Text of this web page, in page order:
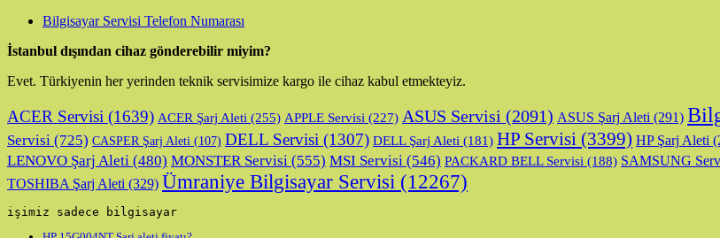
Bilgisayar Servisi Telefon Numarası
İstanbul dışından cihaz gönderebilir miyim?
Evet. Türkiyenin her yerinden teknik servisimize kargo ile cihaz kabul etmekteyiz.
ACER Servisi (1639) ACER Şarj Aleti (255) APPLE Servisi (227) ASUS Servisi (2091) ASUS Şarj Aleti (291)
Servisi (725) CASPER Şarj Aleti (107) DELL Servisi (1307) DELL Şarj Aleti (181) HP Servisi (3399) HP Şarj Aleti
LENOVO Şarj Aleti (480) MONSTER Servisi (555) MSI Servisi (546) PACKARD BELL Servisi (188) SAMSUNG
TOSHIBA Şarj Aleti (329) Ümraniye Bilgisayar Servisi (12267)
işimiz sadece bilgisayar